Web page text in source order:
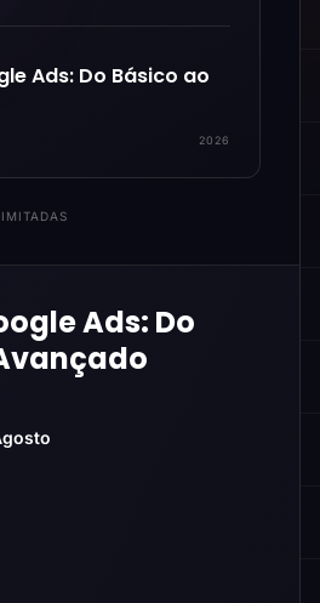
Ads: Do Básico ao
2026
Ads: Do